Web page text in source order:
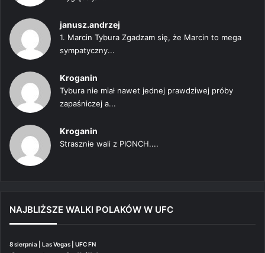
janusz.andrzej
1. Marcin Tybura Zgadzam się, że Marcin to mega
sympatyczny...
Kroganin
Tybura nie miał nawet jednej prawdziwej próby
zapaśniczej a...
Kroganin
Strasznie wali z PIONCH....
NAJBLIŻSZE WALKI POLAKÓW W UFC
8 sierpnia | Las Vegas | UFC FN